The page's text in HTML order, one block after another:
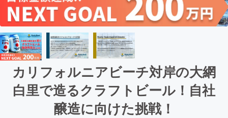
カリフォルニアビーチ対岸の大網
白里で造るクラフトビール！自社
醸造に向けた挑戦！